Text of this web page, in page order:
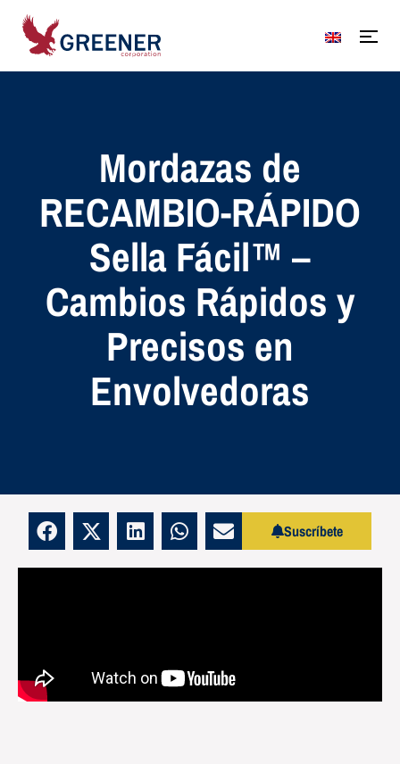
Mordazas de
RECAMBIO-RÁPIDO
Sella Fácil™ –
Cambios Rápidos y
Precisos en
Envolvedoras
Suscríbete